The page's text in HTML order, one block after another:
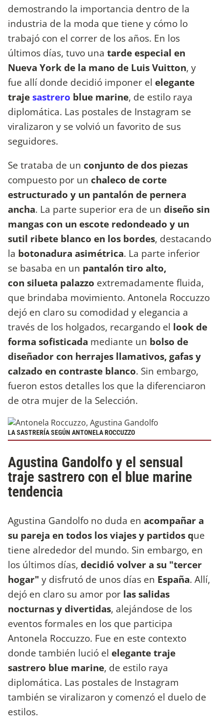
demostrando la importancia dentro de la
industria de la moda que tiene y cómo lo
trabajó con el correr de los años. En los
últimos días, tuvo una tarde especial en
Nueva York de la mano de Luis Vuitton, y
fue allí donde decidió imponer el elegante
trajesastrero blue marine, de estilo raya
diplomática. Las postales de Instagram se
viralizaron y se volvió un favorito de sus
seguidores.
Se trataba de un conjunto de dos piezas
compuesto por un chaleco de corte
estructurado y un pantalón de pernera
ancha. La parte superior era de un diseño sin
mangas con un escote redondeado y un
sutil ribete blanco en los bordes, destacando
la botonadura asimétrica. La parte inferior
se basaba en un pantalón tiro alto,
con silueta palazzo extremadamente fluida,
que brindaba movimiento. Antonela Roccuzzo
dejó en claro su comodidad y elegancia a
través de los holgados, recargando el look de
forma sofisticada mediante un bolso de
diseñador con herrajes llamativos, gafas y
calzado en contraste blanco. Sin embargo,
fueron estos detalles los que la diferenciaron
de otra mujer de la Selección.
LA SASTRERÍA SEGÚN ANTONELA ROCCUZZO
Agustina Gandolfo y el sensual
traje sastrero con el blue marine
tendencia
Agustina Gandolfo no duda en acompañar a
su pareja en todos los viajes y partidos que
tiene alrededor del mundo. Sin embargo, en
los últimos días, decidió volver a su "tercer
hogar" y disfrutó de unos días en España. Allí,
dejó en claro su amor por las salidas
nocturnas y divertidas, alejándose de los
eventos formales en los que participa
Antonela Roccuzzo. Fue en este contexto
donde también lució el elegante traje
sastrero blue marine, de estilo raya
diplomática. Las postales de Instagram
también se viralizaron y comenzó el duelo de
estilos.